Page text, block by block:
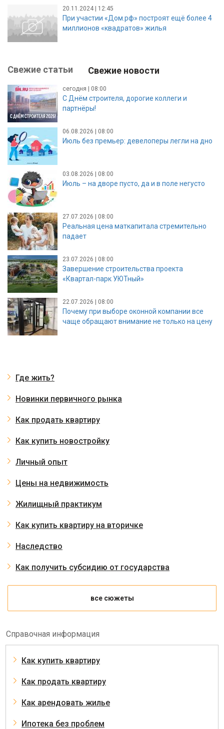
20.11.2024 | 12:45
При участии «Дом.рф» построят ещё более 4
миллионов «квадратов» жилья
Свежие статьи Свежие новости
сегодня | 08:00
С Днём строителя, дорогие коллеги и
партнёры!
06.08.2026 | 08:00
Июль без премьер: девелоперы легли на дно
03.08.2026 | 08:00
Июль – на дворе пусто, да и в поле негусто
27.07.2026 | 08:00
Реальная цена маткапитала стремительно
падает
23.07.2026 | 08:00
Завершение строительства проекта
«Квартал-парк УЮТный»
22.07.2026 | 08:00
Почему при выборе оконной компании все
чаще обращают внимание не только на цену
Где жить?
Новинки первичного рынка
Как продать квартиру
Как купить новостройку
Личный опыт
Цены на недвижимость
Жилищный практикум
Как купить квартиру на вторичке
Наследство
Как получить субсидию от государства
все сюжеты
Справочная информация
Как купить квартиру
Как продать квартиру
Как арендовать жилье
Ипотека без проблем